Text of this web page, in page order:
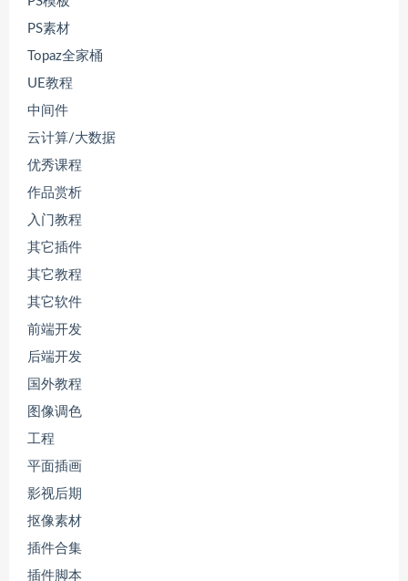
PS素材
Topaz全家桶
UE教程
中间件
云计算/大数据
优秀课程
作品赏析
入门教程
其它插件
其它教程
其它软件
前端开发
后端开发
国外教程
图像调色
工程
平面插画
影视后期
抠像素材
插件合集
插件脚本